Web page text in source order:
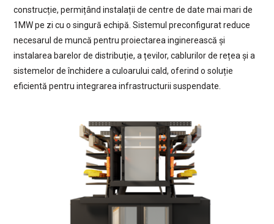
construcție, permițând instalații de centre de date mai mari de
1MW pe zi cu o singură echipă. Sistemul preconfigurat reduce
necesarul de muncă pentru proiectarea inginerească și
instalarea barelor de distribuție, a țevilor, cablurilor de rețea și a
sistemelor de închidere a culoarului cald, oferind o soluție
eficientă pentru integrarea infrastructurii suspendate.